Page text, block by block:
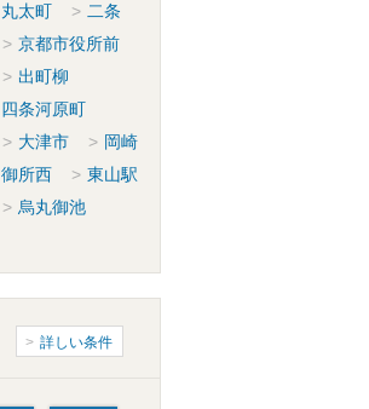
丸太町
二条
京都市役所前
出町柳
四条河原町
大津市
岡崎
御所西
東山駅
烏丸御池
詳しい条件